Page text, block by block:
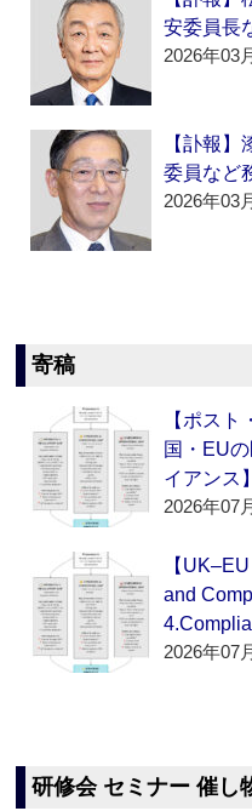
安委員長
2026年03
【訃報
委員など
2026年03
寄稿
【ポス
国・EU
イアンス
2026年07
【
and
2026年07
研修会 セミナー 催し